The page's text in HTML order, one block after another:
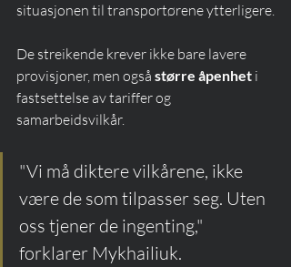
situasjonen til transportørene ytterligere.
De streikende krever ikke bare lavere
provisjoner, men også større åpenhet i
fastsettelse av tariffer og
samarbeidsvilkår.
"Vi må diktere vilkårene, ikke
være de som tilpasser seg. Uten
oss tjener de ingenting,"
forklarer Mykhailiuk.